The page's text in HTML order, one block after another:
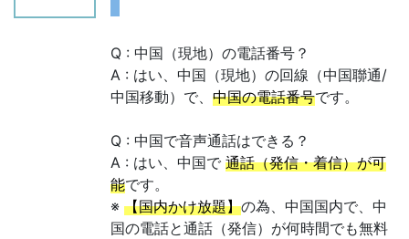
Q : 中国（現地）の電話番号？
A : はい、中国（現地）の回線（中国聯通/
中国移動）で、 中国の電話番号です。
Q : 中国で音声通話はできる？
A : はい、中国で 通話（発信・着信）が可
能です。
※ 【国内かけ放題】の為、中国国内で、中
国の電話と通話（発信）が何時間でも無料